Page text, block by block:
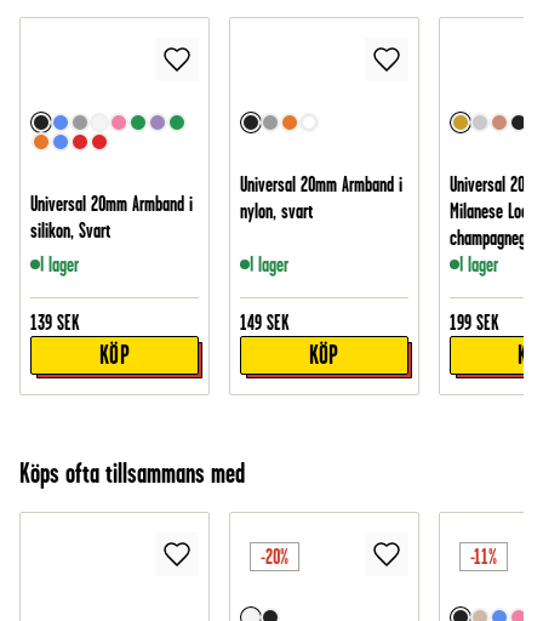
Universal 20mm Armband i
silikon, Svart
I lager
139 SEK
KÖP
Universal 20mm Armband i
nylon, svart
I lager
149 SEK
KÖP
Universal
Milanese Loop,
champagneguld
I lager
199 SEK
Köps ofta tillsammans med
-20% -11%